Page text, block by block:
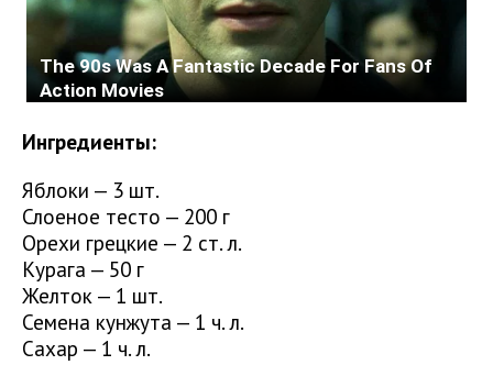
Ингредиенты:
Яблоки — 3 шт.
Слоеное тесто — 200 г
Орехи грецкие — 2 ст. л.
Курага — 50 г
Желток — 1 шт.
Семена кунжута — 1 ч. л.
Сахар — 1 ч. л.